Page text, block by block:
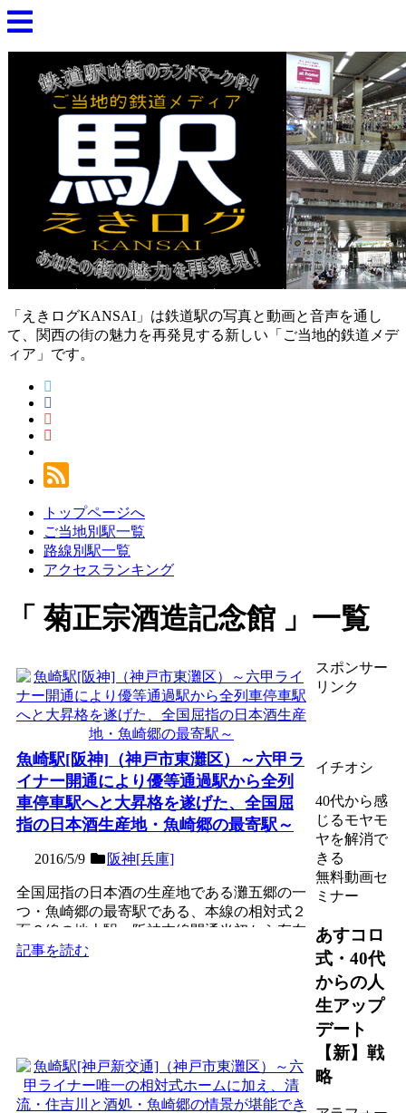
「えきログKANSAI」は鉄道駅の写真と動画と音声を通し
て、関西の街の魅力を再発見する新しい「ご当地的鉄道メデ
ィア」です。
トップページへ
ご当地別駅一覧
路線別駅一覧
アクセスランキング
菊正宗酒造記念館 一覧
魚崎駅[阪神]（神戸市東灘区）～六甲ラ
イナー開通により優等通過駅から全列
車停車駅へと大昇格を遂げた、全国屈
指の日本酒生産地・魚崎郷の最寄駅～
2016/5/9 阪神[兵庫]
全国屈指の日本酒の生産地である灘五郷の一
つ・魚崎郷の最寄駅である、本線の相対式２
面２線の地上駅。阪神本線開通当初から存在
する非常に歴史ある駅...
記事を読む
スポンサー
リンク
イチオシ
40代から感
じるモヤモ
ヤを解消で
きる
無料動画セ
ミナー
あすコロ
式・40代
からの人
生アップ
デート
【新】戦
略